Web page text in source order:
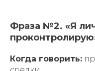
Фраза №2. «Я
Когда говорить: